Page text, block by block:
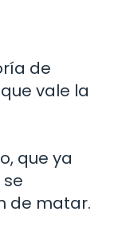
de
vale la
que ya
de matar.